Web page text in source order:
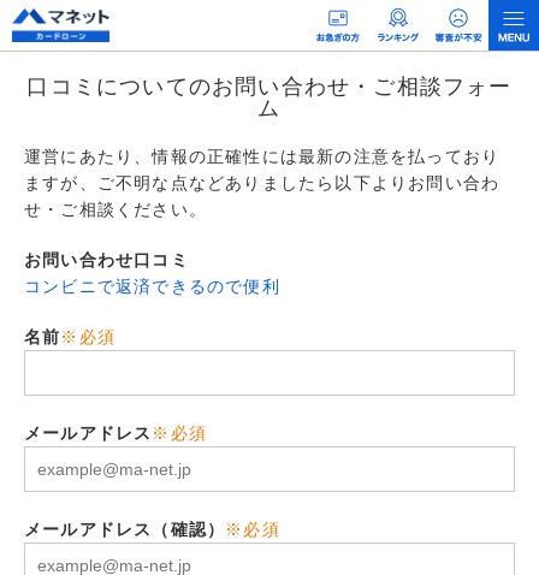
口コミについてのお問い合わせ・ご相談フォー
ム
運営にあたり、情報の正確性には最新の注意を払っており
ますが、ご不明な点などありましたら以下よりお問い合わ
せ・ご相談ください。
お問い合わせ口コミ
コンビニで返済できるので便利
名前※必須
メールアドレス ※必須
メールアドレス（確認） ※必須